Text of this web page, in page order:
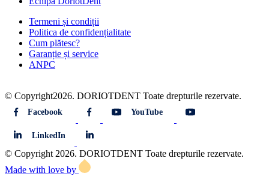
Termeni și condiții
Politica de confidențialitate
Cum plătesc?
Garanție și service
ANPC
© Copyright2026. DORIOTDENT Toate drepturile rezervate.
Facebook YouTube
LinkedIn
© Copyright 2026. DORIOTDENT Toate drepturile rezervate.
Made with love by